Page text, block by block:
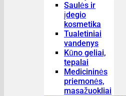
Saulės ir
įdegio
kosmetika
Tualetiniai
vandenys
Kūno geliai,
tepalai
Medicininės
priemonės,
masažuokliai